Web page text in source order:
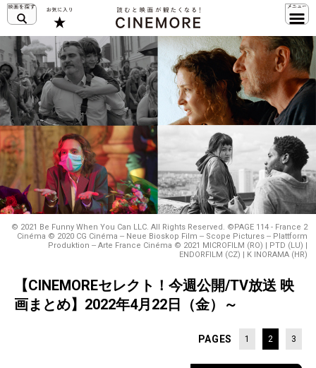
© 2021 Be Funny When You Can LLC. All Rights Reserved. ©PAGE 114 - France 2
Cinéma © 2020 CG Cinéma ‒ Neue Bioskop Film ‒ Scope Pictures ‒ Plattform
Produktion ‒ Arte France Cinéma © 2021 MICROFILM (RO) | PTD (LU) |
ENDORFILM (CZ) | K INORAMA (HR)
【CINEMOREセレクト！今週公開/TV放送 映
画まとめ】2022年4月22日（金）～
PAGES 1 2 3